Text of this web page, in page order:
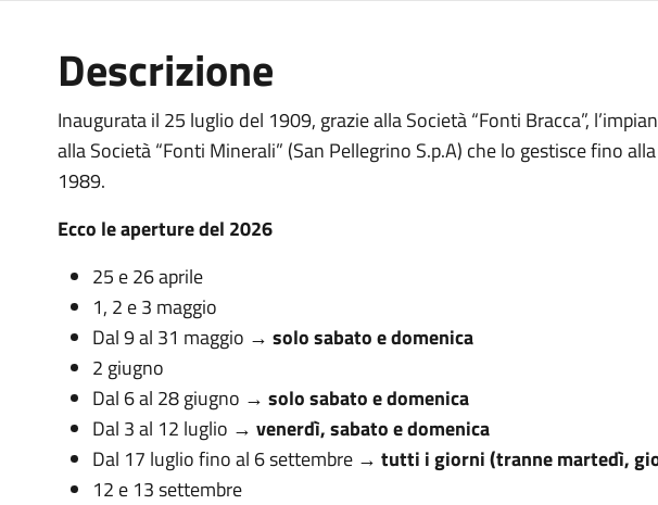
Descrizione
Inaugurata il 25 luglio del 1909, grazie alla Società “Fonti Bracca”,
alla Società “Fonti Minerali” (San Pellegrino S.p.A) che lo gestisce fino
1989.
Ecco le aperture del 2026
25 e 26 aprile
1, 2 e 3 maggio
Dal 9 al 31 maggio → solo sabato e domenica
2 giugno
Dal 6 al 28 giugno → solo sabato e domenica
Dal 3 al 12 luglio → venerdì, sabato e domenica
Dal 17 luglio fino al 6 settembre → tutti i giorni (tranne martedì,
12 e 13 settembre